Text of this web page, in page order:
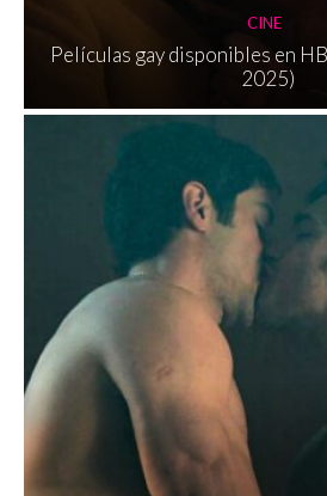
CINE
Películas gay disponibles en
2025)